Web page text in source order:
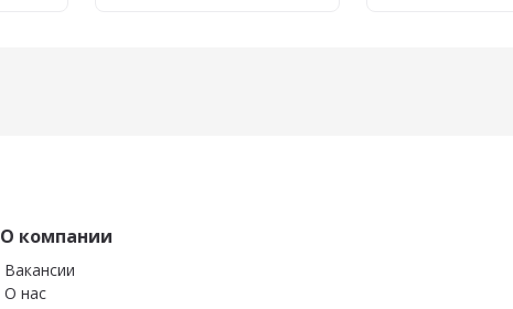
О компании
Вакансии
О нас